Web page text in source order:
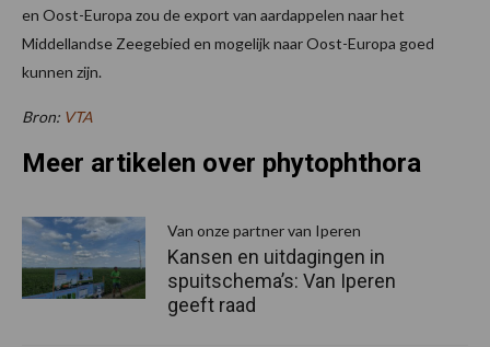
en Oost-Europa zou de export van aardappelen naar het
Middellandse Zeegebied en mogelijk naar Oost-Europa goed
kunnen zijn.
Bron: VTA
Meer artikelen over phytophthora
Van onze partner van Iperen
Kansen en uitdagingen in
spuitschema’s: Van Iperen
geeft raad